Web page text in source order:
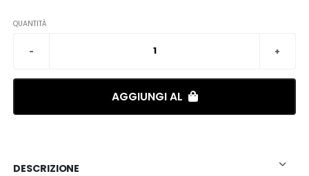
QUANTITÀ
AGGIUNGI AL
DESCRIZIONE